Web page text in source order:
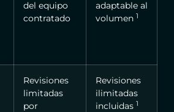
del equipo
contratado
adaptable al
volumen 1
Revisiones
limitadas
por
Revisiones
ilimitadas
incluidas 1